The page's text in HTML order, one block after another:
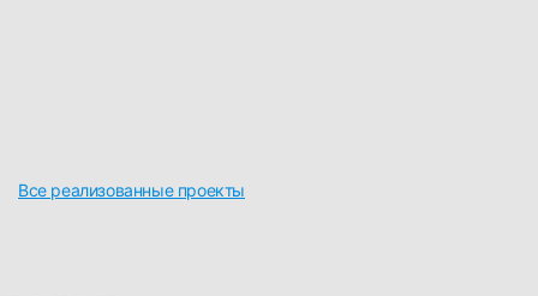
Все реализованные проекты